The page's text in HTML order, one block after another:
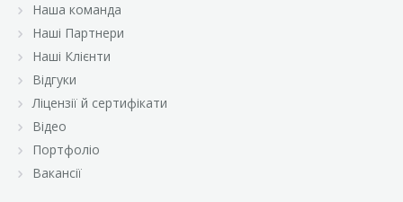
«Велмарт»
«ВК Експресс»
Наша команда
Наші Партнери
Наші Клієнти
Відгуки
Ліцензії й сертифікати
Відео
Портфоліо
Вакансії